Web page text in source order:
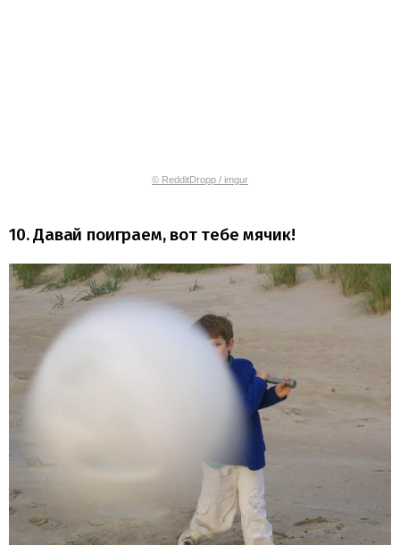
© RedditDropp / imgur
10. Давай поиграем, вот тебе мячик!